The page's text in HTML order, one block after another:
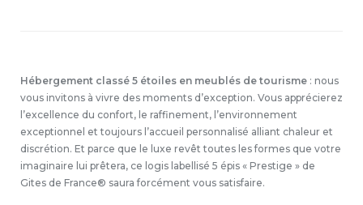
Hébergement classé 5 étoiles en meublés de tourisme : nous
vous invitons à vivre des moments d’exception. Vous apprécierez
l’excellence du confort, le raffinement, l’environnement
exceptionnel et toujours l’accueil personnalisé alliant chaleur et
discrétion. Et parce que le luxe revêt toutes les formes que votre
imaginaire lui prêtera, ce logis labellisé 5 épis « Prestige » de
Gites de France® saura forcément vous satisfaire.